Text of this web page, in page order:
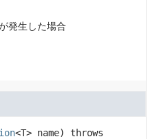
発生した場合
<T> name)
throws